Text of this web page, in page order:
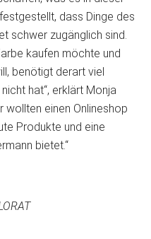
dass Dinge des
schwer zugänglich sind.
kaufen möchte und
benötigt derart viel
hat“, erklärt Monja
wollten einen Onlineshop
Produkte und eine
bietet.“